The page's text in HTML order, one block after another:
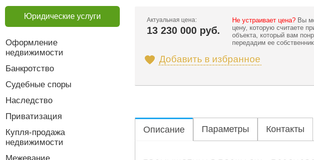
Актуальная цена:
13 230 000 руб.
Не устраивает цена? Вы
цену, которую считаете
объекта, который вам
передадим ее
Добавить в избранное
Описание Параметры Контакты
Юридические услуги
Оформление
недвижимости
Банкротство
Судебные споры
Наследство
Приватизация
Купля-продажа
недвижимости